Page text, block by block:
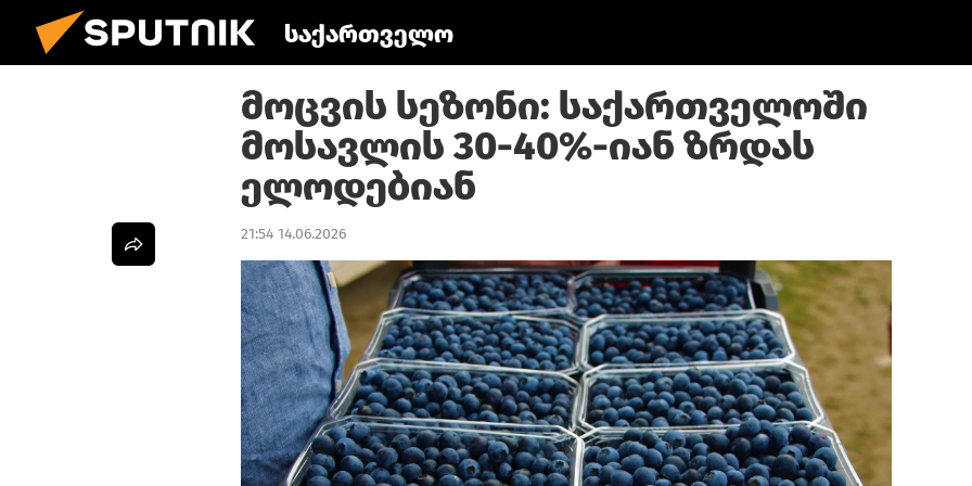
საქართველო
მოცვის სეზონი: საქართველოში
მოსავლის 30-40%-იან ზრდას
ელოდებიან
21:54 14.06.2026